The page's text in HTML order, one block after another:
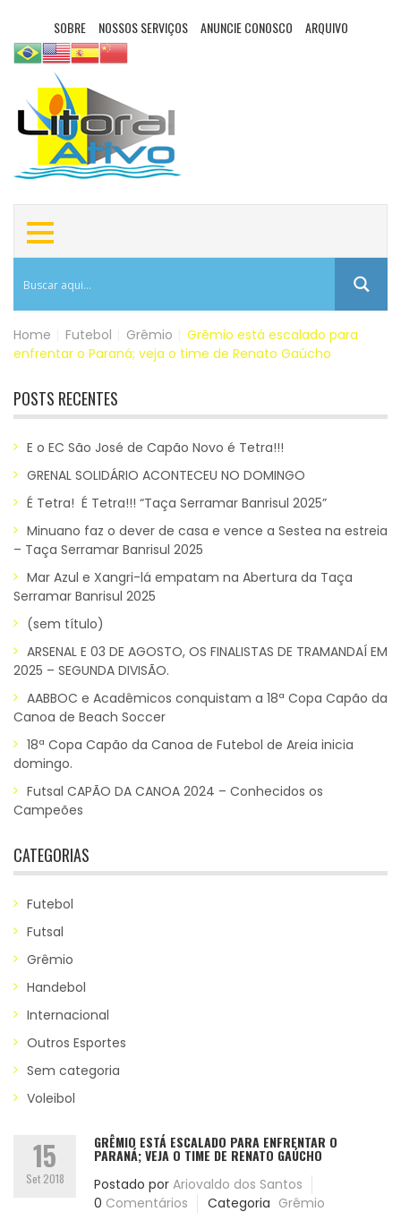
SOBRE NOSSOS SERVIÇOS ANUNCIE CONOSCO ARQUIVO
Home Futebol Grêmio
Grêmio está escalado para
enfrentar o Paraná; veja o time de Renato Gaúcho
POSTS RECENTES
E o EC São José de Capão Novo é Tetra!!!
GRENAL SOLIDÁRIO ACONTECEU NO DOMINGO
É Tetra! É Tetra!!! “Taça Serramar Banrisul 2025”
Minuano faz o dever de casa e vence a Sestea na estreia
– Taça Serramar Banrisul 2025
Mar Azul e Xangri-lá empatam na Abertura da Taça
Serramar Banrisul 2025
(sem título)
ARSENAL E 03 DE AGOSTO, OS FINALISTAS DE TRAMANDAÍ EM
2025 – SEGUNDA DIVISÃO.
AABBOC e Acadêmicos conquistam a 18ª Copa Capão da
Canoa de Beach Soccer
18ª Copa Capão da Canoa de Futebol de Areia inicia
domingo.
Futsal CAPÃO DA CANOA 2024 – Conhecidos os
Campeões
CATEGORIAS
Futebol
Futsal
Grêmio
Handebol
Internacional
Outros Esportes
Sem categoria
Voleibol
15
Set 2018
GRÊMIO ESTÁ ESCALADO PARA ENFRENTAR O
PARANÁ; VEJA O TIME DE RENATO GAÚCHO
Postado por Ariovaldo dos Santos
0 Comentários Categoria Grêmio